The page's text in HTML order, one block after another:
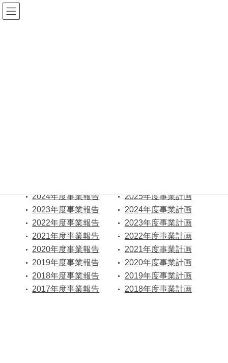
コ
ン
ナ
ビ
2024年度事業報告
2023年度事業報告
2022年度事業報告
2021年度事業報告
2020年度事業報告
2019年度事業報告
2018年度事業報告
2017年度事業報告
2025年度事業計画
2024年度事業計画
2023年度事業計画
2022年度事業計画
2021年度事業計画
2020年度事業計画
2019年度事業計画
2018年度事業計画